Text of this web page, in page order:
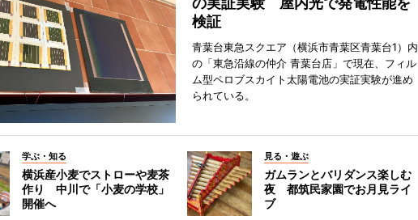
検証
青葉台東急スクエア（横浜市青葉区青葉台1）内
の「東急沿線の仲介 青葉台店」で現在、フィル
ム型ペロブスカイト太陽電池の実証実験が進め
られている。
学ぶ・知る
横浜産小麦でストローや麦茶
作り 中川で「小麦の学校」
開催へ
見る・遊ぶ
ガムランとバリダンス楽しむ
夜 都筑民家園でお月見ライ
ブ